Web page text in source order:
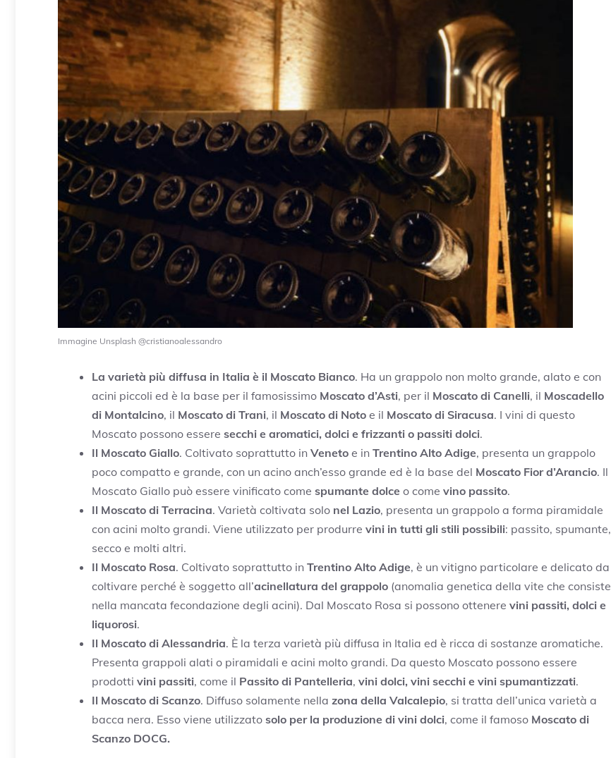
Immagine Unsplash @cristianoalessandro
La varietà più diffusa in Italia è il Moscato Bianco. Ha un grappolo non molto grande, alato e con
acini piccoli ed è la base per il famosissimo Moscato d’Asti, per il Moscato di Canelli, il Moscadello
di Montalcino, il Moscato di Trani, il Moscato di Noto e il Moscato di Siracusa. I vini di questo
Moscato possono essere secchi e aromatici, dolci e frizzanti o passiti dolci.
Il Moscato Giallo. Coltivato soprattutto in Veneto e in Trentino Alto Adige, presenta un grappolo
poco compatto e grande, con un acino anch’esso grande ed è la base del Moscato Fior d’Arancio. Il
Moscato Giallo può essere vinificato come spumante dolce o come vino passito.
Il Moscato di Terracina. Varietà coltivata solo nel Lazio, presenta un grappolo a forma piramidale
con acini molto grandi. Viene utilizzato per produrre vini in tutti gli stili possibili: passito, spumante,
secco e molti altri.
Il Moscato Rosa. Coltivato soprattutto in Trentino Alto Adige, è un vitigno particolare e delicato da
coltivare perché è soggetto all’acinellatura del grappolo (anomalia genetica della vite che consiste
nella mancata fecondazione degli acini). Dal Moscato Rosa si possono ottenere vini passiti, dolci e
liquorosi.
Il Moscato di Alessandria. È la terza varietà più diffusa in Italia ed è ricca di sostanze aromatiche.
Presenta grappoli alati o piramidali e acini molto grandi. Da questo Moscato possono essere
prodotti vini passiti, come il Passito di Pantelleria, vini dolci, vini secchi e vini spumantizzati.
Il Moscato di Scanzo. Diffuso solamente nella zona della Valcalepio, si tratta dell’unica varietà a
bacca nera. Esso viene utilizzato solo per la produzione di vini dolci, come il famoso Moscato di
Scanzo DOCG.